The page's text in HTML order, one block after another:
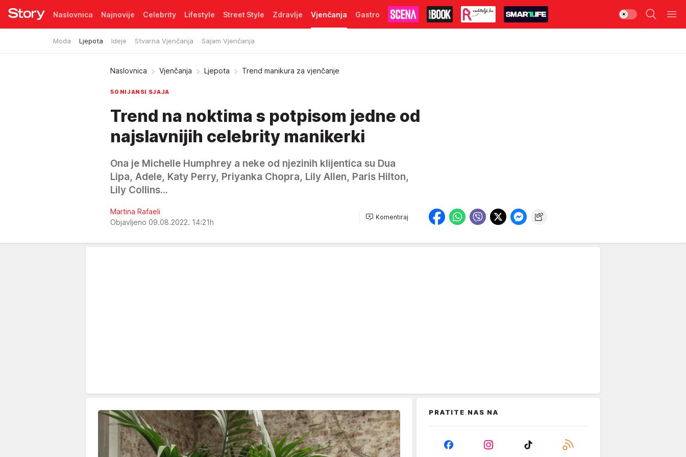
Naslovnica Najnovije Celebrity Lifestyle Street Style Zdravlje Vjenčanja
Moda Ljepota Ideje Stvarna Vjenčanja Sajam Vjenčanja
Gastro
Pretplata
Naslovnica Vjenčanja Ljepota Trend manikura za vjenčanje
50 NIJANSI SJAJA
Trend na noktima s potpisom jedne od
najslavnijih celebrity manikerki
Ona je Michelle Humphrey a neke od njezinih klijentica su Dua
Lipa, Adele, Katy Perry, Priyanka Chopra, Lily Allen, Paris Hilton,
Lily Collins...
Martina Rafaeli
Objavljeno 09.08.2022. 14:21h
Komentiraj
PRATITE NAS NA